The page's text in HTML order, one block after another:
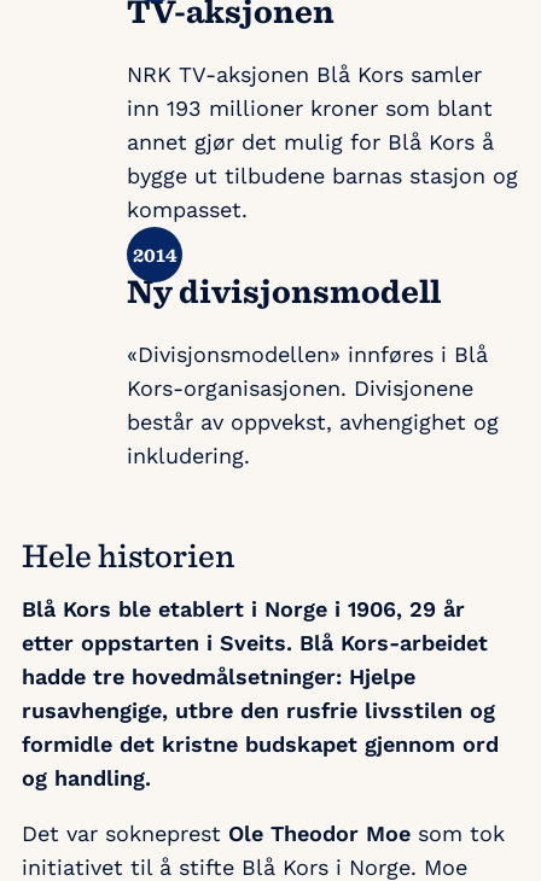
TV-aksjonen
NRK TV-aksjonen Blå Kors samler
inn 193 millioner kroner som blant
annet gjør det mulig for Blå Kors å
bygge ut tilbudene barnas stasjon og
kompasset.
Ny divisjonsmodell
«Divisjonsmodellen» innføres i Blå
Kors-organisasjonen. Divisjonene
består av oppvekst, avhengighet og
inkludering.
Hele historien
Blå Kors ble etablert i Norge i 1906, 29 år
etter oppstarten i Sveits. Blå Kors-arbeidet
hadde tre hovedmålsetninger: Hjelpe
rusavhengige, utbre den rusfrie livsstilen og
formidle det kristne budskapet gjennom ord
og handling.
Det var sokneprest Ole Theodor Moe som tok
initiativet til å stifte Blå Kors i Norge. Moe